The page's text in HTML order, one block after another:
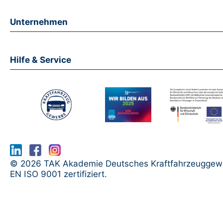
Unternehmen
Hilfe & Service
© 2026 TAK Akademie Deutsches
EN ISO 9001 zertifiziert.